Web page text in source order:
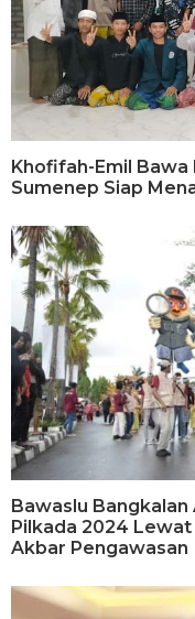
Khofifah-Emil
Sumenep Siap
Bawaslu
Pilkada 2024 Lewat
Akbar Pengawasan